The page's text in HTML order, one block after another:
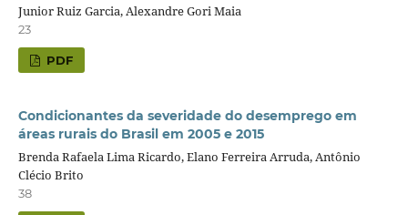
Junior Ruiz Garcia, Alexandre Gori Maia
23
PDF
Condicionantes da severidade do desemprego em
áreas rurais do Brasil em 2005 e 2015
Brenda Rafaela Lima Ricardo, Elano Ferreira Arruda, Antônio
Clécio Brito
38